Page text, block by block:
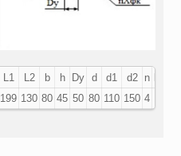
L1 L2 b h Dy d d1 d2 n
199 130 80 45 50 80 110 150 4